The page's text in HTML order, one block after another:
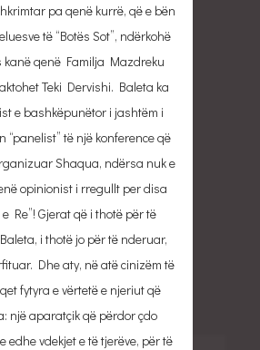
pa qenë kurrë, që e bën
të “Botës Sot”, ndërkohë
kanë qenë Familja Mazdreku
Teki Dervishi. Baleta ka
e bashkëpunëtor i jashtëm i
“panelist” të një konference që
Shaqua, ndërsa nuk e
opinionist i rregullt per disa
Re”! Gjerat që i thotë për të
i thotë jo për të nderuar,
Dhe aty, në atë cinizëm të
fytyra e vërtetë e njeriut që
një aparatçik që përdor çdo
edhe vdekjet e të tjerëve, për të